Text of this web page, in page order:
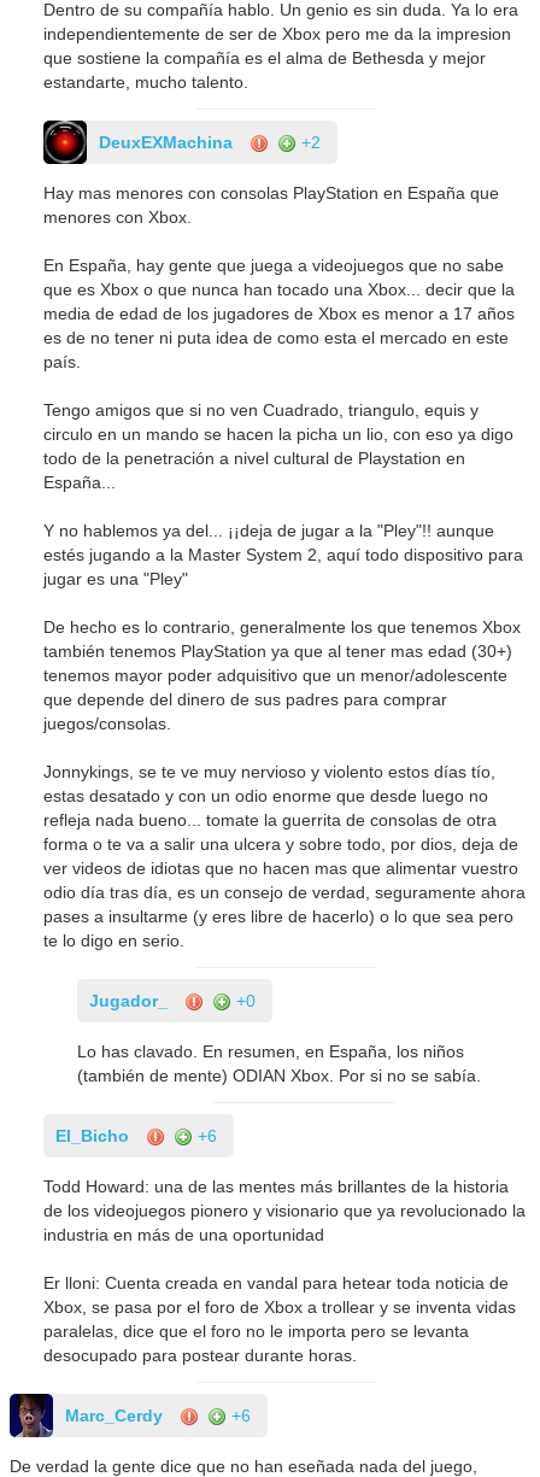
Dentro de su compañía hablo. Un genio es sin duda. Ya lo era
independientemente de ser de Xbox pero me da la impresion
que sostiene la compañía es el alma de Bethesda y mejor
estandarte, mucho talento.
DeuxEXMachina +2
Hay mas menores con consolas PlayStation en España que
menores con Xbox.
En España, hay gente que juega a videojuegos que no sabe
que es Xbox o que nunca han tocado una Xbox... decir que la
media de edad de los jugadores de Xbox es menor a 17 años
es de no tener ni puta idea de como esta el mercado en este
país.
Tengo amigos que si no ven Cuadrado, triangulo, equis y
circulo en un mando se hacen la picha un lio, con eso ya digo
todo de la penetración a nivel cultural de Playstation en
España...
Y no hablemos ya del... ¡¡deja de jugar a la "Pley"!! aunque
estés jugando a la Master System 2, aquí todo dispositivo para
jugar es una "Pley"
De hecho es lo contrario, generalmente los que tenemos Xbox
también tenemos PlayStation ya que al tener mas edad (30+)
tenemos mayor poder adquisitivo que un menor/adolescente
que depende del dinero de sus padres para comprar
juegos/consolas.
Jonnykings, se te ve muy nervioso y violento estos días tío,
estas desatado y con un odio enorme que desde luego no
refleja nada bueno... tomate la guerrita de consolas de otra
forma o te va a salir una ulcera y sobre todo, por dios, deja de
ver videos de idiotas que no hacen mas que alimentar vuestro
odio día tras día, es un consejo de verdad, seguramente ahora
pases a insultarme (y eres libre de hacerlo) o lo que sea pero
te lo digo en serio.
Jugador_ +0
Lo has clavado. En resumen, en España, los niños
(también de mente) ODIAN Xbox. Por si no se sabía.
El_Bicho +6
Todd Howard: una de las mentes más brillantes de la historia
de los videojuegos pionero y visionario que ya revolucionado la
industria en más de una oportunidad
Er lloni: Cuenta creada en vandal para hetear toda noticia de
Xbox, se pasa por el foro de Xbox a trollear y se inventa vidas
paralelas, dice que el foro no le importa pero se levanta
desocupado para postear durante horas.
Marc_Cerdy +6
De verdad la gente dice que no han eseñada nada del juego,